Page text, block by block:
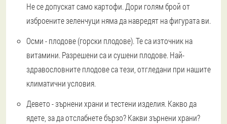
Не се допускат само картофи. Дори голям брой от
изброените зеленчуци няма да навредят на фигурата ви.
Осми - плодове (горски плодове). Те са източник на
витамини. Разрешени са и сушени плодове. Най-
здравословните плодове са тези, отгледани при нашите
климатични условия.
Девето - зърнени храни и тестени изделия. Какво да
ядете, за да отслабнете бързо? Какви зърнени храни?